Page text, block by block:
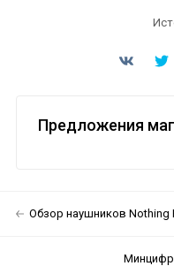
Предложения
Обзор наушников Nothing